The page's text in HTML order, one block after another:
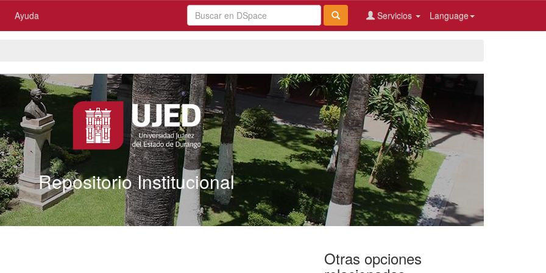
Ayuda Language
Servicios
Repositorio Institucional
Otras opciones